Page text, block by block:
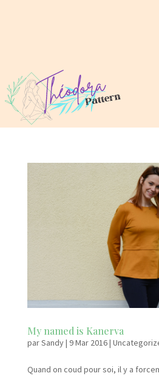
My named is Kanerva
parSandy| 9 Mar 2016|
Quand on coud pour soi, il y a